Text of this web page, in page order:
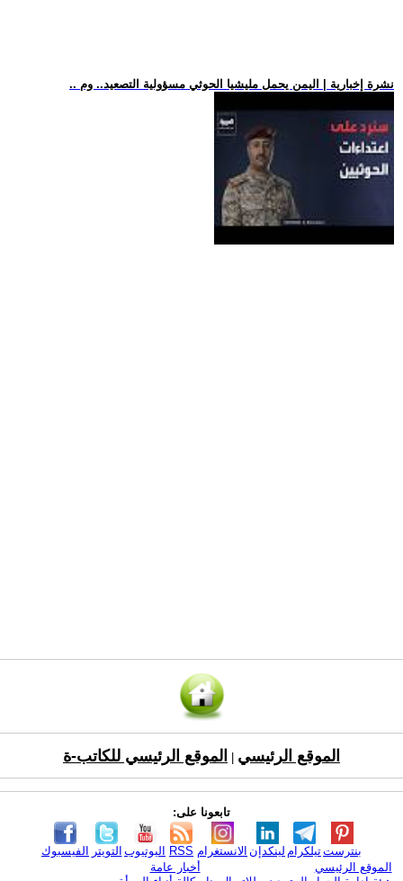
.. نشرة إخبارية | اليمن يحمل مليشيا الحوثي مسؤولية التصعيد.. وم
الموقع الرئيسي الموقع الرئيسي للكاتب-ة
تابعونا على:
الفيسبوك التويتر اليوتيوب RSS الانستغرام لينكدإن تيلكرامبنترست
الموقع الرئيسي
أخبار عامة